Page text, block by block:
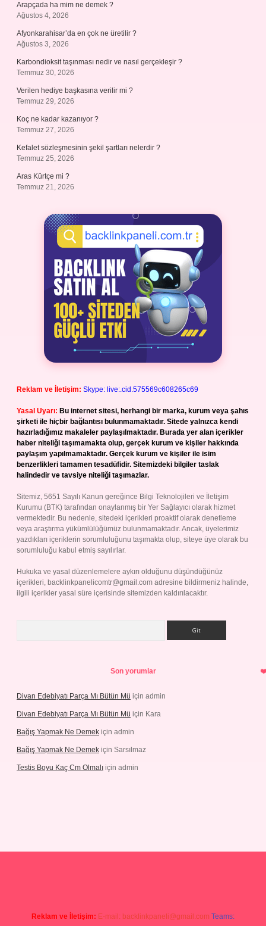
Arapçada ha mim ne demek ?
Ağustos 4, 2026
Afyonkarahisar’da en çok ne üretilir ?
Ağustos 3, 2026
Karbondioksit taşınması nedir ve nasıl gerçekleşir ?
Temmuz 30, 2026
Verilen hediye başkasına verilir mi ?
Temmuz 29, 2026
Koç ne kadar kazanıyor ?
Temmuz 27, 2026
Kefalet sözleşmesinin şekil şartları nelerdir ?
Temmuz 25, 2026
Aras Kürtçe mi ?
Temmuz 21, 2026
Reklam ve İletişim: Skype: live:.cid.575569c608265c69
Yasal Uyarı: Bu internet sitesi, herhangi bir marka, kurum veya şahıs
şirketi ile hiçbir bağlantısı bulunmamaktadır. Sitede yalnızca kendi
hazırladığımız makaleler paylaşılmaktadır. Burada yer alan içerikler
haber niteliği taşımamakta olup, gerçek kurum ve kişiler hakkında
paylaşım yapılmamaktadır. Gerçek kurum ve kişiler ile isim
benzerlikleri tamamen tesadüfidir. Sitemizdeki bilgiler taslak
halindedir ve tavsiye niteliği taşımazlar.
Sitemiz, 5651 Sayılı Kanun gereğince Bilgi Teknolojileri ve İletişim
Kurumu (BTK) tarafından onaylanmış bir Yer Sağlayıcı olarak hizmet
vermektedir. Bu nedenle, sitedeki içerikleri proaktif olarak denetleme
veya araştırma yükümlülüğümüz bulunmamaktadır. Ancak, üyelerimiz
yazdıkları içeriklerin sorumluluğunu taşımakta olup, siteye üye olarak bu
sorumluluğu kabul etmiş sayılırlar.
Hukuka ve yasal düzenlemelere aykırı olduğunu düşündüğünüz
içerikleri, backlinkpanelicomtr@gmail.com adresine bildirmeniz halinde,
ilgili içerikler yasal süre içerisinde sitemizden kaldırılacaktır.
Son yorumlar
Divan Edebiyatı Parça Mı Bütün Mü için admin
Divan Edebiyatı Parça Mı Bütün Mü için Kara
Bağış Yapmak Ne Demek için admin
Bağış Yapmak Ne Demek için Sarsılmaz
Testis Boyu Kaç Cm Olmalı için admin
Reklam ve İletişim: E-mail: backlinkpaneli@gmail.com Teams: